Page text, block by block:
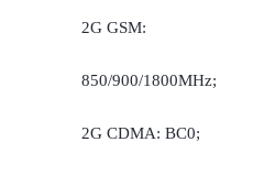
2G GSM:
850/900/1800MHz;
2G CDMA: BC0;